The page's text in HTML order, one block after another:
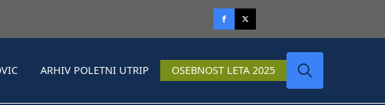
ARHIV POLETNI UTRIP OSEBNOST LETA 2025